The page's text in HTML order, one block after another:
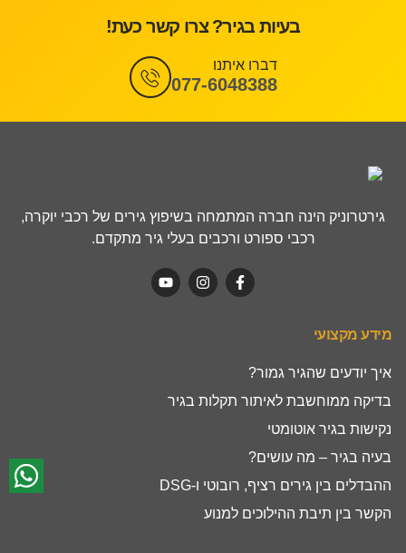
בעיות בגיר? צרו קשר כעת!
דברו איתנו
077-6048388
גירטרוניק הינה חברה המתמחה בשיפוץ גירים של רכבי יוקרה,
רכבי ספורט ורכבים בעלי גיר מתקדם.
מידע מקצועי
איך יודעים שהגיר גמור?
בדיקה ממוחשבת לאיתור תקלות בגיר
נקישות בגיר אוטומטי
בעיה בגיר – מה עושים?
ההבדלים בין גירים רציף, רובוטי ו-DSG
הקשר בין תיבת ההילוכים למנוע